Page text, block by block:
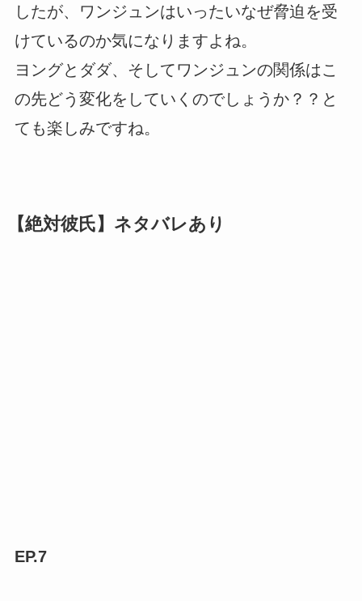
したが、ワンジュンはいったいなぜ脅迫を受
けているのか気になりますよね。
ヨングとダダ、そしてワンジュンの関係はこ
の先どう変化をしていくのでしょうか？？と
ても楽しみですね。
【絶対彼氏】ネタバレあり
EP.7